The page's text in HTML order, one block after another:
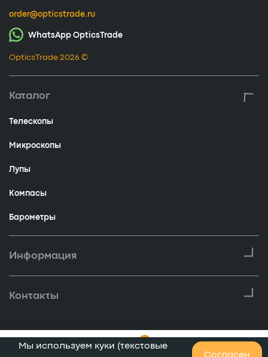
order@opticstrade.ru
WhatsApp OpticsTrade
OpticsTrade 2026 ©
Каталог
Телескопы
Микроскопы
Лупы
Компасы
Барометры
Информация
Контакты
Мы используем куки (текстовые
Согласен